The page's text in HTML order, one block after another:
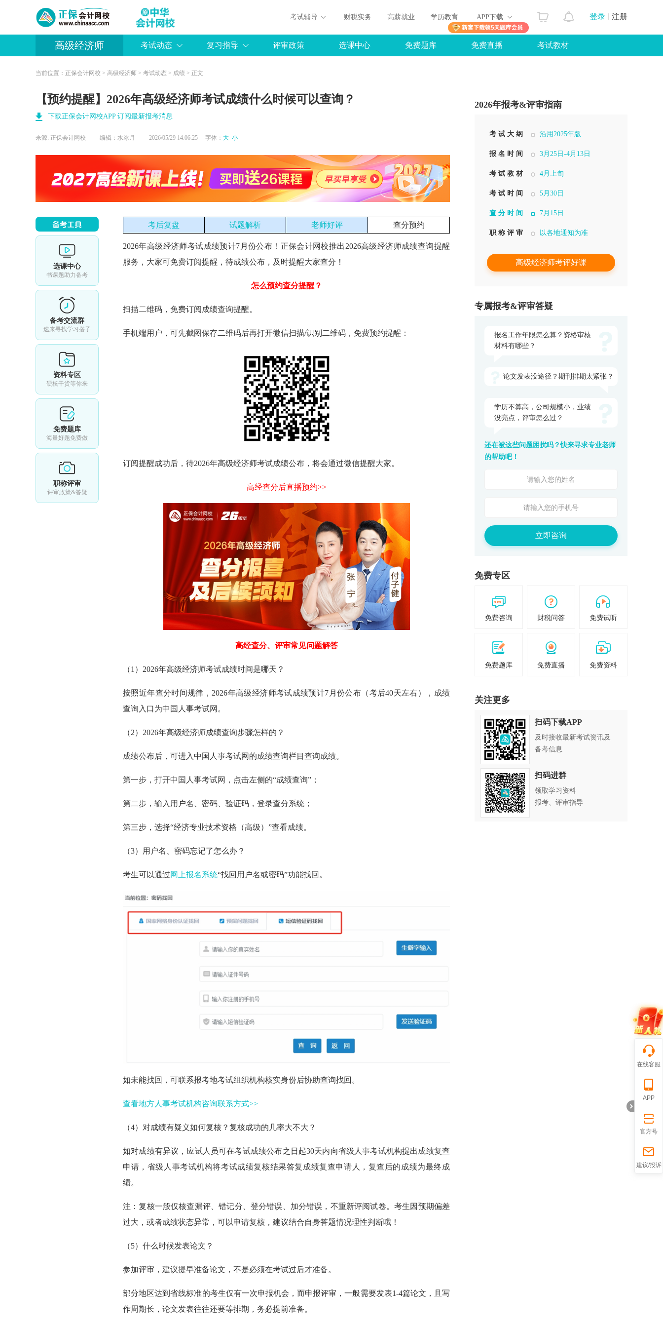
登录 注册
考试辅导 财税实务 高薪就业 学历教育 APP下载
高级经济师 考试动态 复习指导 评审政策 选课中心 免费题库 免费直播 考试教材
当前位置： 正保会计网校 > 高级经济师 > 考试动态 > 成绩 > 正文
【预约提醒】2026年高级经济师考试成绩什么时候可以查询？
下载正保会计网校APP 订阅最新报考消息
来源: 正保会计网校 编辑：水冰月 2026/05/29 14:06:25 字体： 大 小
选课中心
书课题助力备考
备考交流群
速来寻找学习搭子
资料专区
硬核干货等你来
免费题库
海量好题免费做
职称评审
评审政策&答疑
考后复盘 试题解析 老师好评 查分预约
2026年高级经济师考试成绩预计7月份公布！正保会计网校推出2026高级经济师成绩查询提醒
服务，大家可免费订阅提醒，待成绩公布，及时提醒大家查分！
怎么预约查分提醒？
扫描二维码，免费订阅成绩查询提醒。
手机端用户，可先截图保存二维码后再打开微信扫描/识别二维码，免费预约提醒：
订阅提醒成功后，待2026年高级经济师考试成绩公布，将会通过微信提醒大家。
高经查分后直播预约>>
高经查分、评审常见问题解答
（1） 2026年高级经济师考试成绩时间是哪天？
按照近年查分时间规律，2026年高级经济师考试成绩预计7月份公布（考后40天左右），成绩
查询入口为中国人事考试网。
（2） 2026年高级经济师成绩查询步骤怎样的？
成绩公布后， 可进入中国人事考试网的成绩查询栏目查询成绩。
第一步， 打开中国人事考试网，点击左侧的“成绩查询”；
第二步，输入用户名、密码、验证码，登录查分系统；
第三步， 选择“经济专业技术资格（高级）”查看成绩。
（3） 用户名、密码忘记了怎么办？
考生可以通过网上报名系统“找回用户名或密码”功能找回。
如未能找回，可联系报考地考试组织机构核实身份后协助查询找回。
查看地方人事考试机构咨询联系方式>>
（4） 对成绩有疑义如何复核？ 复核成功的几率大不大？
如对成绩有异议， 应试人员可在考试成绩公布之日起30天内向省级人事考试机构提出成绩复查
申请，省级人事考试机构将考试成绩复核结果答复成绩复查申请人， 复查后的成绩为最终成
绩。
注：复核一般仅核查‌漏评、错记分、登分错误、加分错误， 不重新评阅试卷。 考生因预期偏差
过大，或者成绩状态异常，可以申请复核，建议结合自身答题情况理性判断哦！
（5） 什么时候发表论文？
参加评审，建议提早准备论文 ，不是必须在考试过后才准备。
部分地区达到省线标准的考生仅有一次申报机会，而申报评审，一般需要发表1-4篇论文，且写
作周期长， 论文发表往往还要等排期，务必提前准备。
2026年报考&评审指南
考 试 大 纲 沿用2025年版
报 名 时 间 3月25日-4月13日
考 试 教 材 4月上旬
考 试 时 间 5月30日
查 分 时 间 7月15日
职 称 评 审 以各地通知为准
高级经济师考评好课
专属报考&评审答疑
报名工作年限怎么算？资格审核
材料有哪些？
论文发表没途径？期刊排期太紧张？
学历不算高，公司规模小，业绩
没亮点，评审怎么过？
还在被这些问题困扰吗？快来寻求专业老师
的帮助吧！
立即咨询
免费专区
免费咨询 财税问答 免费试听
免费题库 免费直播 免费资料
关注更多
扫码下载APP
及时接收最新考试资讯及
备考信息
扫码进群
领取学习资料
报考、评审指导
在线客服
APP
官方号
建议/投诉